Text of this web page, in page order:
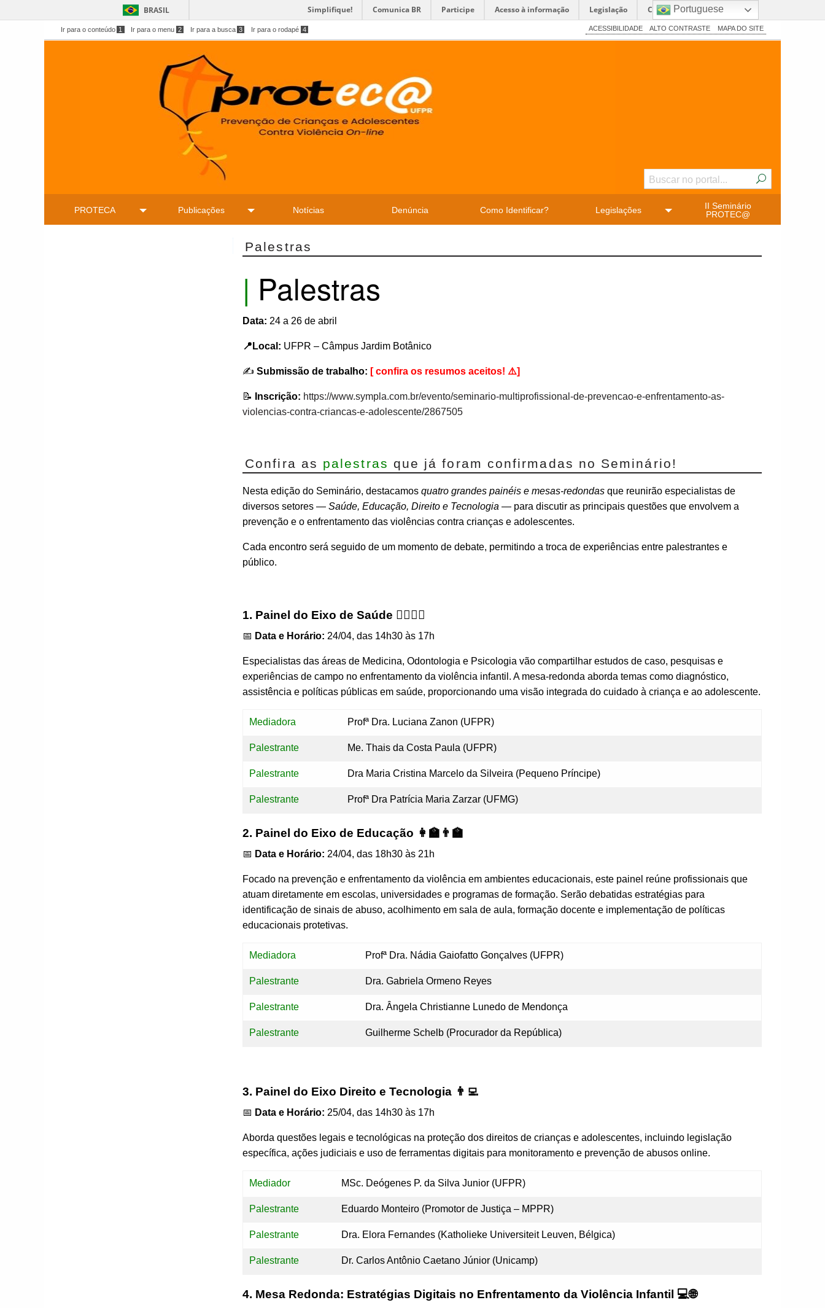
BRASIL Simplifique! Comunica BR Participe Acesso à informação Legislação Canais
Ir para o conteúdo 1 Ir para o menu 2 Ir para a busca 3 Ir para o rodapé 4 ACESSIBILIDADE ALTO CONTRASTE MAPA DO SITE
PROTECA Publicações Notícias Denúncia Como Identificar? Legislações
II Seminário
PROTEC@
Palestras
| Palestras
Data: 24 a 26 de abril
📍Local: UFPR – Câmpus Jardim Botânico
✍️ Submissão de trabalho: [ confira os resumos aceitos! ⚠️]
📝 Inscrição: https://www.sympla.com.br/evento/seminario-multiprofissional-de-prevencao-e-enfrentamento-as-
violencias-contra-criancas-e-adolescente/2867505
Confira as palestras que já foram confirmadas no Seminário!
Nesta edição do Seminário, destacamos quatro grandes painéis e mesas-redondas que reunirão especialistas de
diversos setores — Saúde, Educação, Direito e Tecnologia — para discutir as principais questões que envolvem a
prevenção e o enfrentamento das violências contra crianças e adolescentes.
Cada encontro será seguido de um momento de debate, permitindo a troca de experiências entre palestrantes e
público.
1. Painel do Eixo de Saúde 👩‍⚕️👨‍⚕️
📅 Data e Horário: 24/04, das 14h30 às 17h
Especialistas das áreas de Medicina, Odontologia e Psicologia vão compartilhar estudos de caso, pesquisas e
experiências de campo no enfrentamento da violência infantil. A mesa-redonda aborda temas como diagnóstico,
assistência e políticas públicas em saúde, proporcionando uma visão integrada do cuidado à criança e ao adolescente.
Mediadora Profª Dra. Luciana Zanon (UFPR)
Palestrante Me. Thais da Costa Paula (UFPR)
Palestrante Dra Maria Cristina Marcelo da Silveira (Pequeno Príncipe)
Palestrante Profª Dra Patrícia Maria Zarzar (UFMG)
2. Painel do Eixo de Educação 👩‍🏫👨‍🏫
📅 Data e Horário: 24/04, das 18h30 às 21h
Focado na prevenção e enfrentamento da violência em ambientes educacionais, este painel reúne profissionais que
atuam diretamente em escolas, universidades e programas de formação. Serão debatidas estratégias para
identificação de sinais de abuso, acolhimento em sala de aula, formação docente e implementação de políticas
educacionais protetivas.
Mediadora Profª Dra. Nádia Gaiofatto Gonçalves (UFPR)
Palestrante Dra. Gabriela Ormeno Reyes
Palestrante Dra. Ângela Christianne Lunedo de Mendonça
Palestrante Guilherme Schelb (Procurador da República)
3. Painel do Eixo Direito e Tecnologia 👨‍💻
📅 Data e Horário: 25/04, das 14h30 às 17h
Aborda questões legais e tecnológicas na proteção dos direitos de crianças e adolescentes, incluindo legislação
específica, ações judiciais e uso de ferramentas digitais para monitoramento e prevenção de abusos online.
Mediador MSc. Deógenes P. da Silva Junior (UFPR)
Palestrante Eduardo Monteiro (Promotor de Justiça – MPPR)
Palestrante Dra. Elora Fernandes (Katholieke Universiteit Leuven, Bélgica)
Palestrante Dr. Carlos Antônio Caetano Júnior (Unicamp)
4. Mesa Redonda: Estratégias Digitais no Enfrentamento da Violência Infantil 💻🌐
Portuguese